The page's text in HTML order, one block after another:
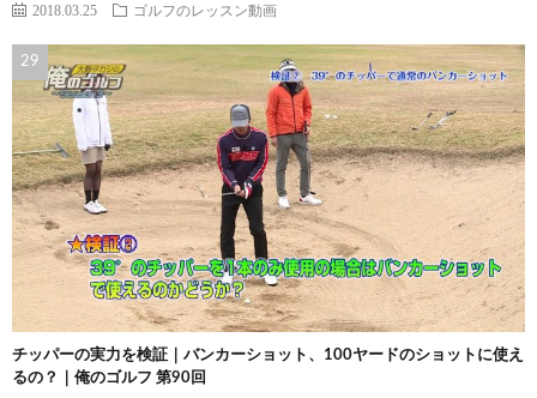
2018.03.25 ゴルフのレッスン動画
チッパーの実力を検証｜バンカーショット、100ヤードのショットに使え
るの？｜俺のゴルフ 第90回